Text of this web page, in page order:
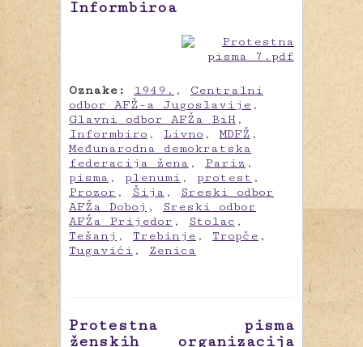
Informbiroa
Oznake: 1949. , Centralni
odbor AFŽ-a Jugoslavije ,
Glavni odbor AFŽa BiH ,
Informbiro , Livno ,MDFŽ ,
Međunarodna demokratska
federacija žena , Pariz ,
pisma , plenumi , protest ,
Prozor , Šija ,
Sreski odbor
AFŽa Doboj ,
Sreski odbor
AFŽa Prijedor , Stolac ,
Tešanj , Trebinje , Tropče ,
Tugavići , Zenica
Protestna pisma
ženskih organizacija